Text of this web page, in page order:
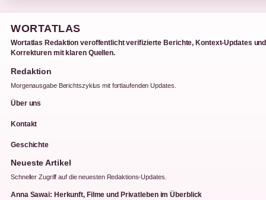
WORTATLAS
Wortatlas Redaktion veroffentlicht verifizierte Berichte, Kontext-Updates und
Korrekturen mit klaren Quellen.
Redaktion
Morgenausgabe Berichtszyklus mit fortlaufenden Updates.
Über uns
Kontakt
Geschichte
Neueste Artikel
Schneller Zugriff auf die neuesten Redaktions-Updates.
Anna Sawai: Herkunft, Filme und Privatleben im Überblick